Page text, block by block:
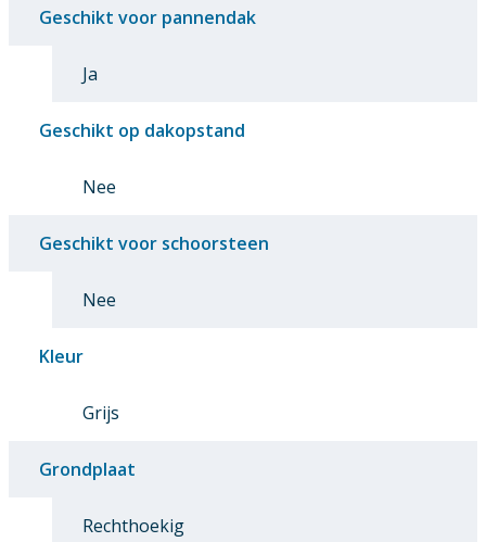
Geschikt voor pannendak
Ja
Geschikt op dakopstand
Nee
Geschikt voor schoorsteen
Nee
Kleur
Grijs
Grondplaat
Rechthoekig